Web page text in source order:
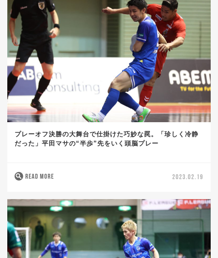
プレーオフ決勝の大舞台で仕掛けた巧妙な罠。「珍しく冷静
だった」平田マサの“半歩”先をいく頭脳プレー
READ MORE 2023.02.19